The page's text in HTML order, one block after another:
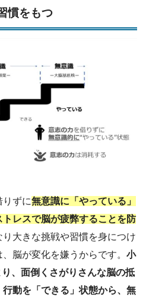
慣をもつ
りずに無意識に「やっている」
レスで脳が疲弊することを防
り大きな挑戦や習慣を身につけ
脳が変化を嫌うからです。 小
、面倒くさがりさんな脳の抵
動を「できる」状態から、無